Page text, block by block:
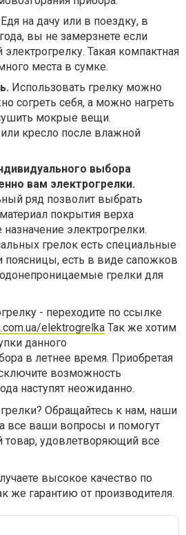
Едя на дачу или в поездку, в
вы не замерзнете если
электрогрелку. Такая компактная
места в сумке.
Использовать грелку можно
согреть себя, а можно нагреть
мокрые вещи.
кресло после влажной
выбора
вам электрогрелки.
ряд позволит выбрать
покрытия верха
электрогрелки.
грелок есть специальные
поясницы, есть в виде сапожков
грелки для
- переходите по ссылке
elektrogrelka Так же хотим
данного
в летнее время. Приобретая
возможность
наступят неожиданно.
Обращайтесь к нам, наши
все ваши вопросы и помогут
удовлетворяющий все
высокое качество по
же гарантию от производителя.